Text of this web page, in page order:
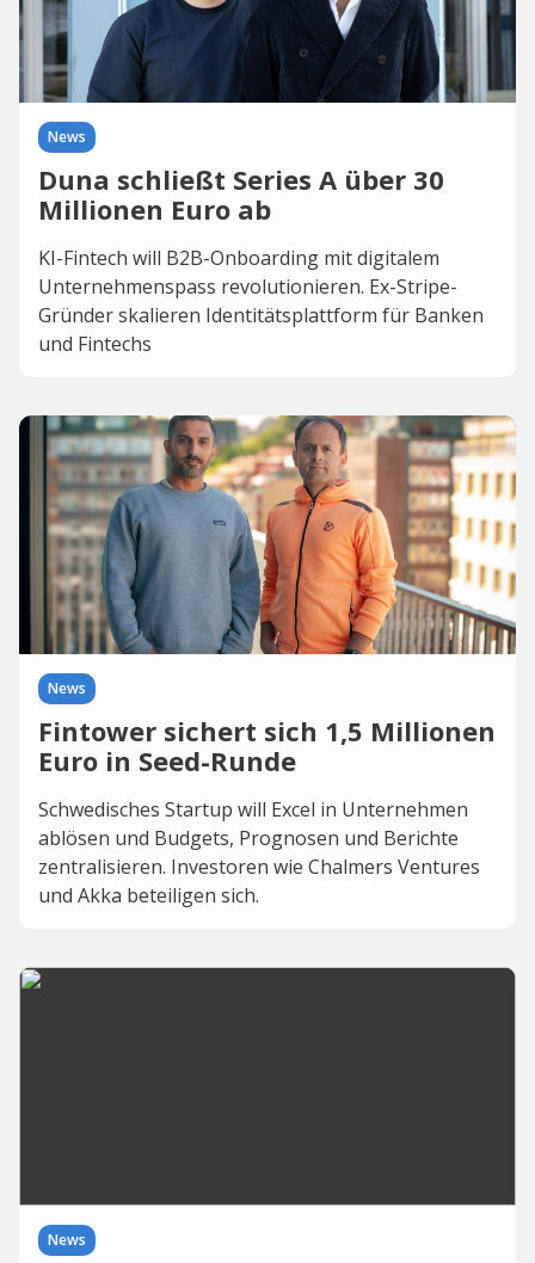
News
Duna schließt Series A über 30
Millionen Euro ab
KI-Fintech will B2B-Onboarding mit digitalem
Unternehmenspass revolutionieren. Ex-Stripe-
Gründer skalieren Identitätsplattform für Banken
und Fintechs
News
Fintower sichert sich 1,5 Millionen
Euro in Seed-Runde
Schwedisches Startup will Excel in Unternehmen
ablösen und Budgets, Prognosen und Berichte
zentralisieren. Investoren wie Chalmers Ventures
und Akka beteiligen sich.
News